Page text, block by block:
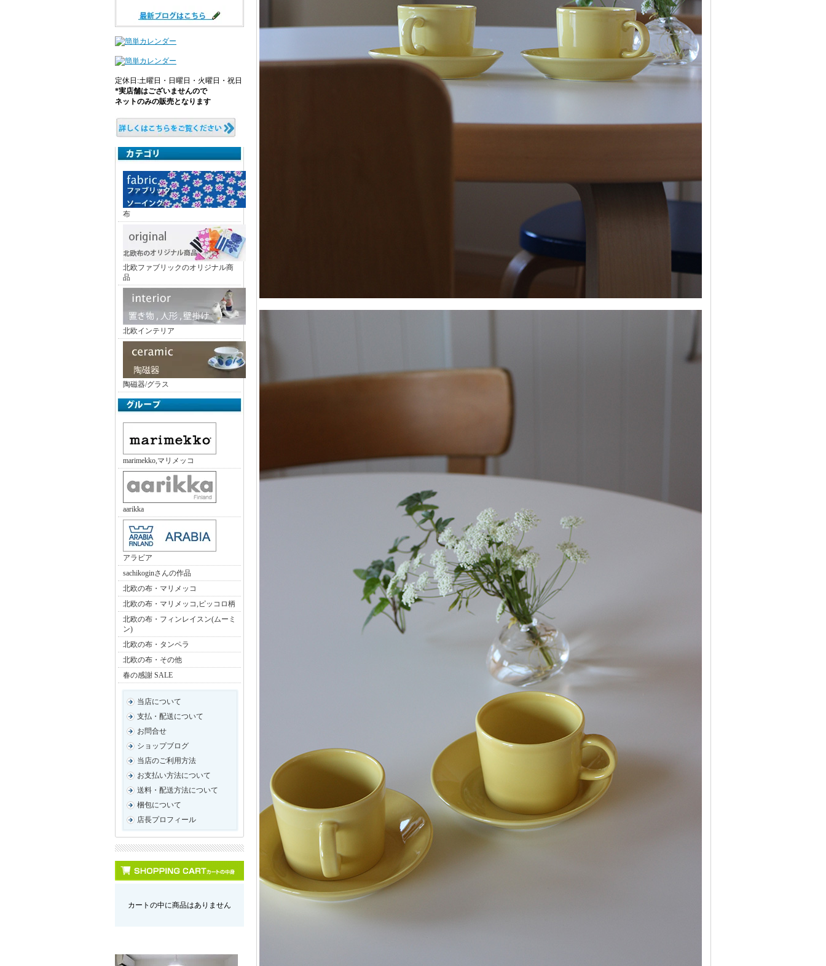
定休日:土曜日・日曜日・火曜日・祝日
*実店舗はございませんので
ネットのみの販売となります
布
北欧ファブリックのオリジナル商
品
北欧インテリア
陶磁器/グラス
marimekko,マリメッコ
aarikka
アラビア
sachikoginさんの作品
北欧の布・マリメッコ
北欧の布・マリメッコ,ピッコロ柄
北欧の布・フィンレイスン(ムーミ
ン)
北欧の布・タンペラ
北欧の布・その他
春の感謝 SALE
当店について
支払・配送について
お問合せ
ショップブログ
当店のご利用方法
お支払い方法について
送料・配送方法について
梱包について
店長プロフィール
カートの中に商品はありません